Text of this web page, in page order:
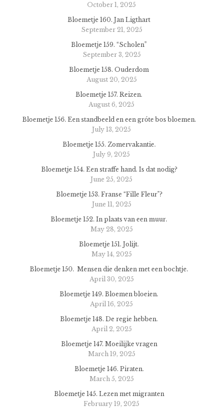
October 1, 2025
Bloemetje 160. Jan Ligthart
September 21, 2025
Bloemetje 159. “Scholen”
September 3, 2025
Bloemetje 158. Ouderdom
August 20, 2025
Bloemetje 157. Reizen.
August 6, 2025
Bloemetje 156. Een standbeeld en een gróte bos bloemen.
July 13, 2025
Bloemetje 155. Zomervakantie.
July 9, 2025
Bloemetje 154. Een straffe hand. Is dat nodig?
June 25, 2025
Bloemetje 153. Franse “Fille Fleur”?
June 11, 2025
Bloemetje 152. In plaats van een muur.
May 28, 2025
Bloemetje 151. Jolijt.
May 14, 2025
Bloemetje 150. Mensen die denken met een bochtje.
April 30, 2025
Bloemetje 149. Bloemen bloeien.
April 16, 2025
Bloemetje 148. De regie hebben.
April 2, 2025
Bloemetje 147. Moeilijke vragen
March 19, 2025
Bloemetje 146. Piraten.
March 5, 2025
Bloemetje 145. Lezen met migranten
February 19, 2025